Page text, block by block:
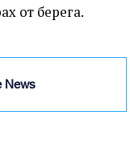
от берега.
News